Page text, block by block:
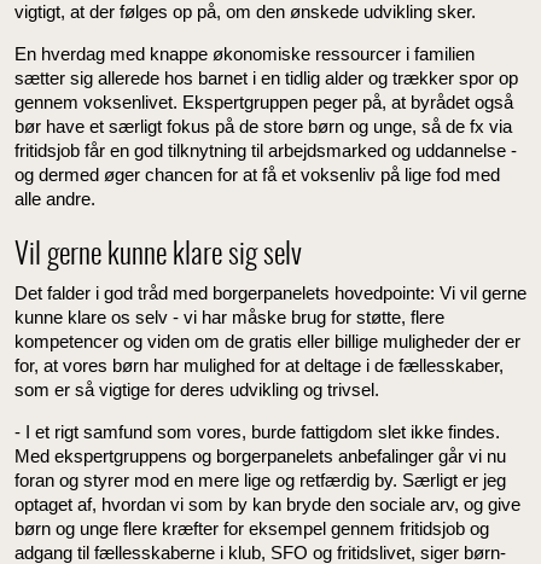
vigtigt, at der følges op på, om den ønskede udvikling sker.
En hverdag med knappe økonomiske ressourcer i familien
sætter sig allerede hos barnet i en tidlig alder og trækker spor op
gennem voksenlivet. Ekspertgruppen peger på, at byrådet også
bør have et særligt fokus på de store børn og unge, så de fx via
fritidsjob får en god tilknytning til arbejdsmarked og uddannelse -
og dermed øger chancen for at få et voksenliv på lige fod med
alle andre.
Vil gerne kunne klare sig selv
Det falder i god tråd med borgerpanelets hovedpointe: Vi vil gerne
kunne klare os selv - vi har måske brug for støtte, flere
kompetencer og viden om de gratis eller billige muligheder der er
for, at vores børn har mulighed for at deltage i de fællesskaber,
som er så vigtige for deres udvikling og trivsel.
- I et rigt samfund som vores, burde fattigdom slet ikke findes.
Med ekspertgruppens og borgerpanelets anbefalinger går vi nu
foran og styrer mod en mere lige og retfærdig by. Særligt er jeg
optaget af, hvordan vi som by kan bryde den sociale arv, og give
børn og unge flere kræfter for eksempel gennem fritidsjob og
adgang til fællesskaberne i klub, SFO og fritidslivet, siger børn-